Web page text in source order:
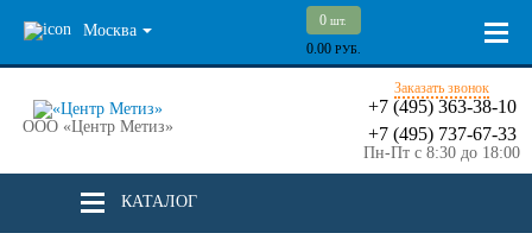
Москва
0 шт.
0.00 РУБ.
ООО «Центр Метиз»
Заказать звонок
+7 (495) 363-38-10
+7 (495) 737-67-33
Пн-Пт с 8:30 до 18:00
КАТАЛОГ